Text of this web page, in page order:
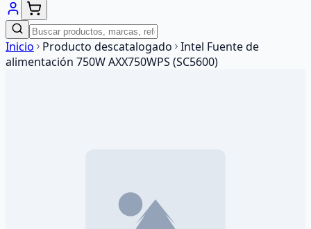
Inicio Producto descatalogado Intel Fuente de
alimentación 750W AXX750WPS (SC5600)